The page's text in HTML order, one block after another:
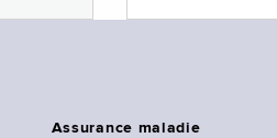
Assurance maladie